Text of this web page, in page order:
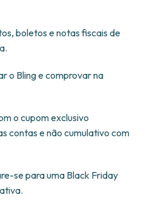
boletos e notas fiscais de
o Bling e comprovar na
o cupom exclusivo
contas e não cumulativo com
se para uma Black Friday